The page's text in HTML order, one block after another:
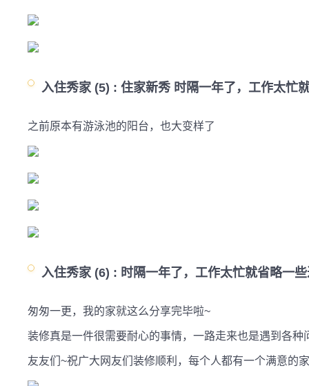
入住秀家 (5) : 住家新秀 时隔一年了，工作太忙
之前原本有游泳池的阳台，也大变样了
入住秀家 (6) : 时隔一年了，工作太忙就省略一
匆匆一更，我的家就这么分享完毕啦~
装修真是一件很需要耐心的事情，一路走来也是遇到各
友友们~祝广大网友们装修顺利，每个人都有一个满意的